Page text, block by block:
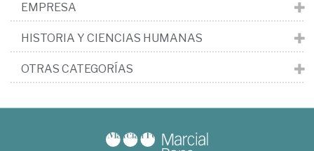
EMPRESA
HISTORIA Y CIENCIAS HUMANAS
OTRAS CATEGORÍAS